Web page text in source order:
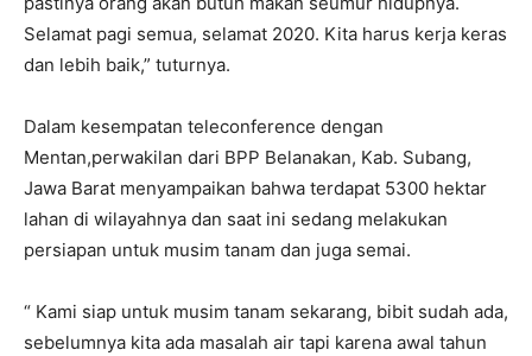
Selamat pagi semua, selamat 2020. Kita harus kerja keras
dan lebih baik,” tuturnya.
Dalam kesempatan teleconference dengan
Mentan,perwakilan dari BPP Belanakan, Kab. Subang,
Jawa Barat menyampaikan bahwa terdapat 5300 hektar
lahan di wilayahnya dan saat ini sedang melakukan
persiapan untuk musim tanam dan juga semai.
“ Kami siap untuk musim tanam sekarang, bibit sudah ada,
sebelumnya kita ada masalah air tapi karena awal tahun